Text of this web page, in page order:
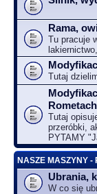
Rama,
Tu pracuje
Tutaj
Rometach
Tutaj
przeróbki,
PYTAMY
NASZE MASZYNY -
Ubrania,
W co się